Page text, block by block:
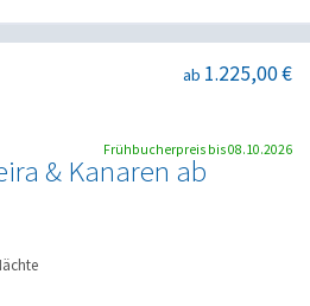
& Kanaren ab
ab 1.225,00 €
Frühbucherpreis bis 08.10.2026